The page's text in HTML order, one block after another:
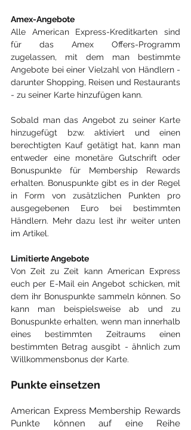
Amex-Angebote
Alle American Express-Kreditkarten sind
für das Amex Offers-Programm
zugelassen, mit dem man bestimmte
Angebote bei einer Vielzahl von Händlern -
darunter Shopping, Reisen und Restaurants
- zu seiner Karte hinzufügen kann.
Sobald man das Angebot zu seiner Karte
hinzugefügt bzw. aktiviert und einen
berechtigten Kauf getätigt hat, kann man
entweder eine monetäre Gutschrift oder
Bonuspunkte für Membership Rewards
erhalten. Bonuspunkte gibt es in der Regel
in Form von zusätzlichen Punkten pro
ausgegebenen Euro bei bestimmten
Händlern. Mehr dazu lest ihr weiter unten
im Artikel.
Limitierte Angebote
Von Zeit zu Zeit kann American Express
euch per E-Mail ein Angebot schicken, mit
dem ihr Bonuspunkte sammeln können. So
kann man beispielsweise ab und zu
Bonuspunkte erhalten, wenn man innerhalb
eines bestimmten Zeitraums einen
bestimmten Betrag ausgibt - ähnlich zum
Willkommensbonus der Karte.
Punkte einsetzen
American Express Membership Rewards
Punkte können auf eine Reihe